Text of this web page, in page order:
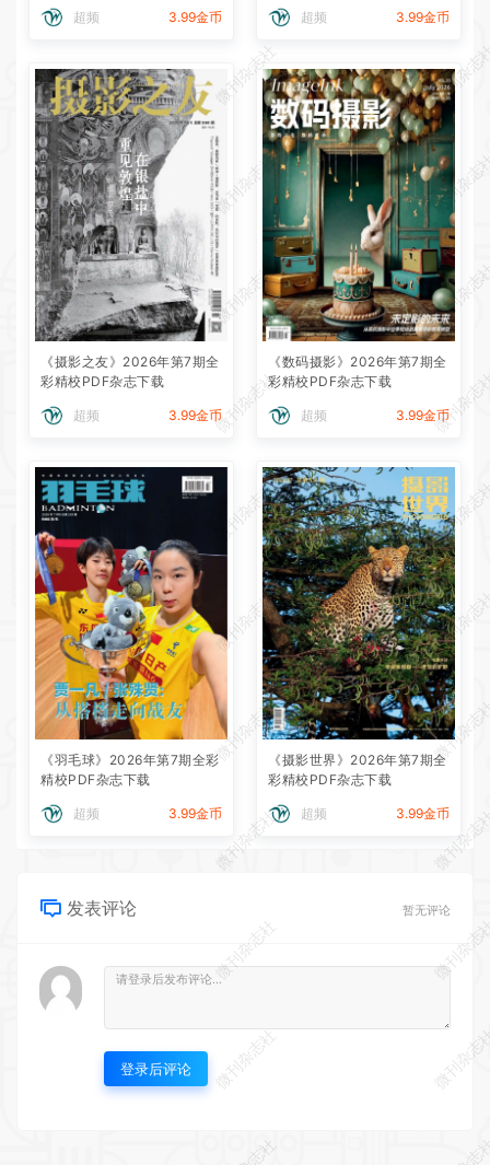
超频 3.99金币 超频 3.99金币
《摄影之友》2026年第7期全
彩精校PDF杂志下载
超频 3.99金币
《数码摄影》2026年第7期全
彩精校PDF杂志下载
超频 3.99金币
《羽毛球》2026年第7期全彩
精校PDF杂志下载
超频 3.99金币
《摄影世界》2026年第7期全
彩精校PDF杂志下载
超频 3.99金币
发表评论 暂无评论
登录后评论
微刊杂志社
微刊杂
微刊杂志社
微刊杂
微刊杂志社
微刊杂
微刊杂志社
微刊杂
微刊杂志社
微刊杂
微刊杂志社
微刊杂
微刊杂志社
微刊杂
微刊杂志社
微刊杂
微刊杂志社
微刊杂
微刊杂志社
微刊杂